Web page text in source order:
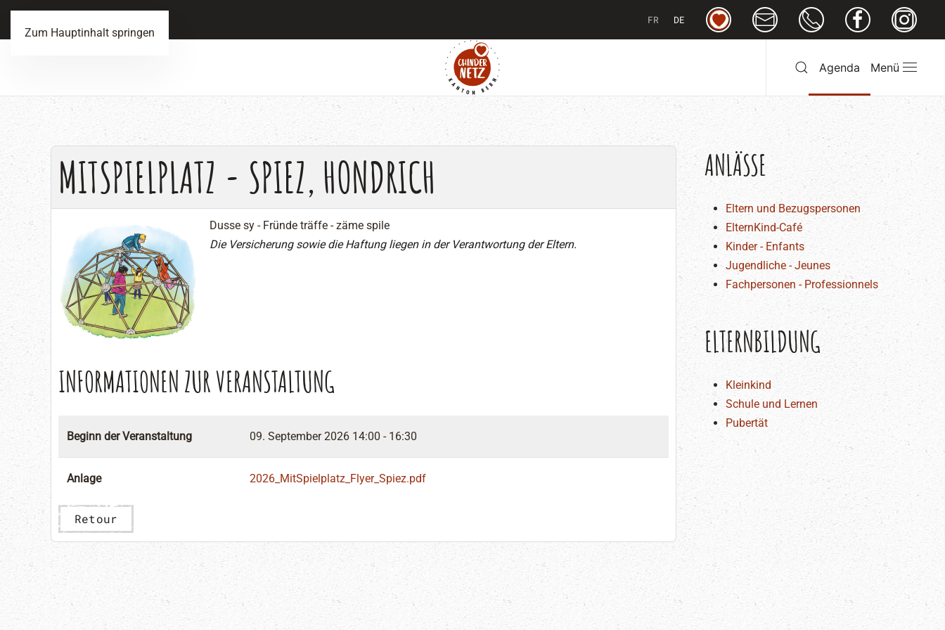
Zum Hauptinhalt springen
FR DE
Agenda Menü
MITSPIELPLATZ - SPIEZ, HONDRICH
Dusse sy - Fründe träffe - zäme spile
Die Versicherung sowie die Haftung liegen in der Verantwortung der Eltern.
INFORMATIONEN ZUR VERANSTALTUNG
Beginn der Veranstaltung 09. September 2026 14:00 - 16:30
Anlage 2026_MitSpielplatz_Flyer_Spiez.pdf
Retour
ANLÄSSE
Eltern und Bezugspersonen
ElternKind-Café
Kinder - Enfants
Jugendliche - Jeunes
Fachpersonen - Professionnels
ELTERNBILDUNG
Kleinkind
Schule und Lernen
Pubertät